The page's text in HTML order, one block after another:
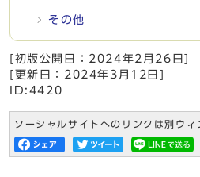
その他
[初版公開日： 2024年2月26日
[更新日： 2024年3月12日
ID:4420
ソーシャルサイトへのリンクは別ウィ